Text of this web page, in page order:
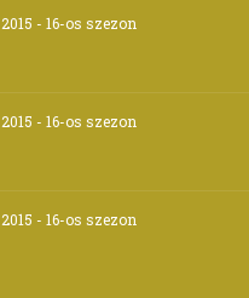
2015 - 16-os szezon
2015 - 16-os szezon
2015 - 16-os szezon